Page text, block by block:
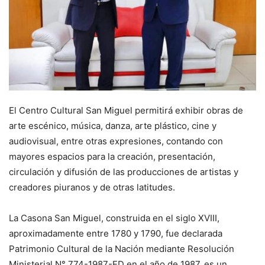
El Centro Cultural San Miguel permitirá exhibir obras de
arte escénico, música, danza, arte plástico, cine y
audiovisual, entre otras expresiones, contando con
mayores espacios para la creación, presentación,
circulación y difusión de las producciones de artistas y
creadores piuranos y de otras latitudes.
La Casona San Miguel, construida en el siglo XVIII,
aproximadamente entre 1780 y 1790, fue declarada
Patrimonio Cultural de la Nación mediante Resolución